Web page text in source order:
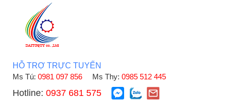
HỖ TRỢ TRỰC TUYẾN
Ms Tú: 0981 097 856 Ms Thy: 0985 512 445
Hotline: 0937 681 575